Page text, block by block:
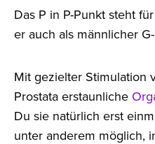
Das P in P-Punkt steht
er auch als männlicher
Mit gezielter Stimulation
Prostata erstaunliche
Du sie natürlich erst
unter anderem möglich,